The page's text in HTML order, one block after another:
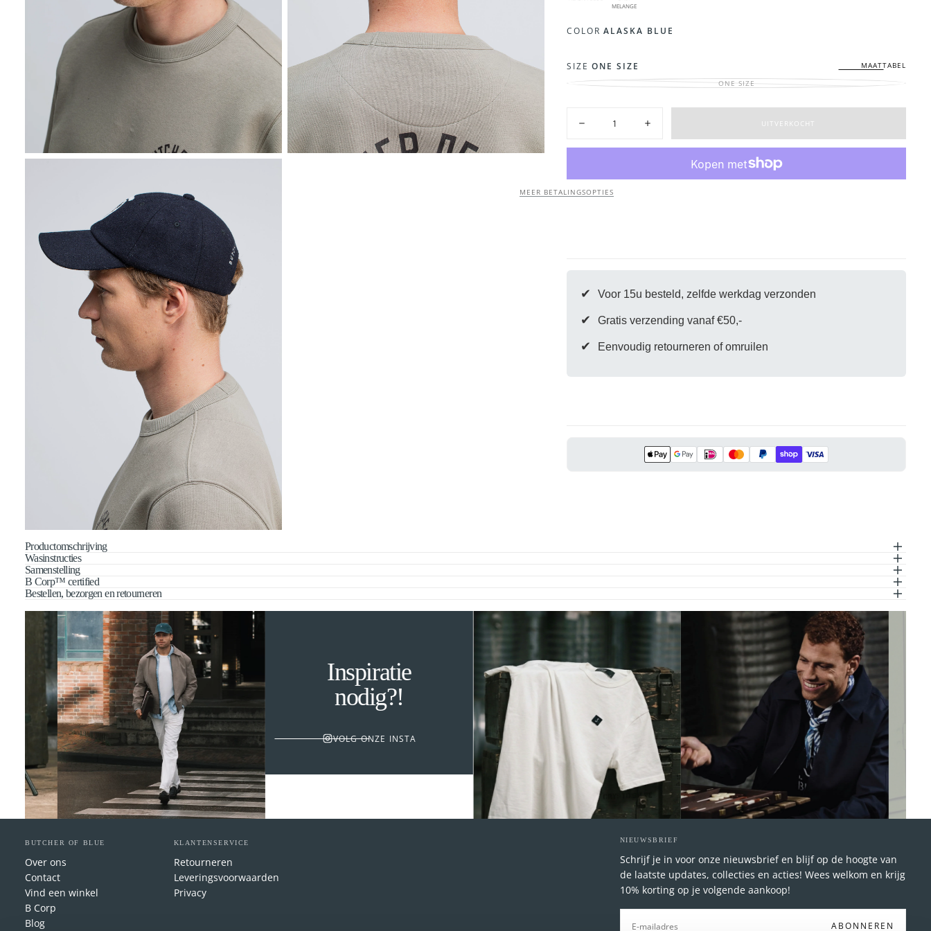
MELANGE
COLOR ALASKA BLUE
SIZE ONE SIZE
MAATTABEL
ONE SIZE
VARIANT
NIET
Hoeveelheid
voor
Cap
|
Alaska
Hoeveelheid
verhogen
voor
Cap
UITVERKOCHT
MEER BETALINGSOPTIES
✔ Voor 15u besteld, zelfde werkdag verzonden
✔ Gratis verzending vanaf €50,-
✔ Eenvoudig retourneren of omruilen
Productomschrijving
Wasinstructies
Samenstelling
B Corp™ certified
Bestellen, bezorgen en retourneren
Inspiratie
nodig?!
VOLG ONZE INSTA
BUTCHER OF BLUE
Over ons
Contact
Vind een winkel
B Corp
Blog
KLANTENSERVICE
Retourneren
Leveringsvoorwaarden
Privacy
NIEUWSBRIEF
Schrijf je in voor onze nieuwsbrief en blijf op de hoogte van
de laatste updates, collecties en acties! Wees welkom en krijg
10% korting op je volgende aankoop!
MAIL
ABONNEREN
Snelle winkelwagen is
Er is nog geen product geselecteerd.